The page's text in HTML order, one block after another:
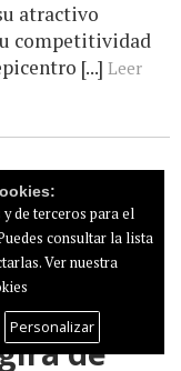
atractivo
competitividad
[...] Leer
no
de
de terceros para el
consultar la lista
Ver nuestra
Personalizar